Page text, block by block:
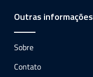
Outras informações
Sobre
Contato